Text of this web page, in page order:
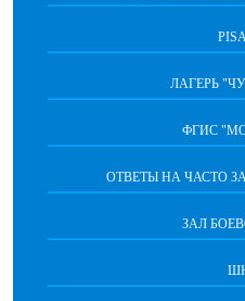
ЛАГЕРЬ
ФГИС
ОТВЕТЫ НА ЧАСТО
ЗАЛ